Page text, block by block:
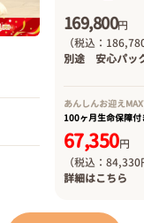
169,800円
（税込：
別途 安心パッ
あんしんお迎え
100ヶ月生命保障付
67,350円
（税込：84,330
詳細はこちら